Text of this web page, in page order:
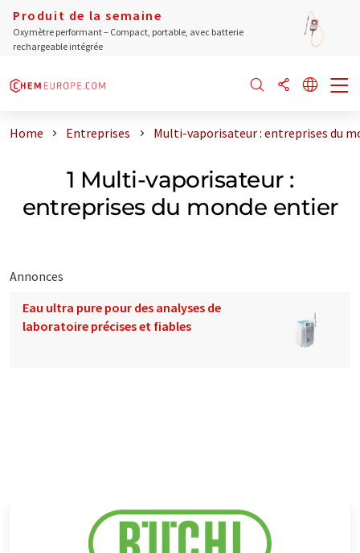
Produit de la semaine
Oxymètre performant – Compact, portable, avec batterie
rechargeable intégrée
Home Entreprises Multi-vaporisateur : entreprises du
1 Multi-vaporisateur :
entreprises du monde entier
Annonces
Eau ultra pure pour des analyses de
laboratoire précises et fiables